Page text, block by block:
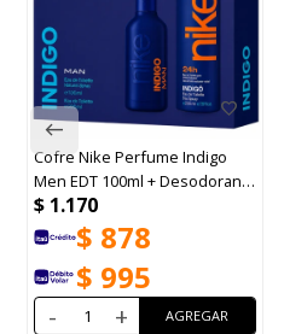
Cofre Nike Perfume Indigo
Men EDT 100ml + Desodorante
200ml
$ 1.170
$ 878
$ 995
- +